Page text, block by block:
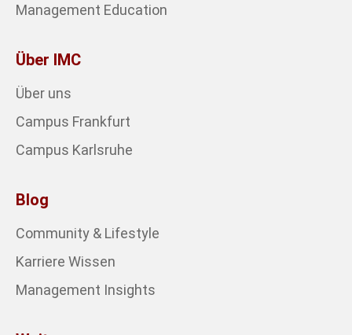
Management Education
Über IMC
Über uns
Campus Frankfurt
Campus Karlsruhe
Blog
Community & Lifestyle
Karriere Wissen
Management Insights